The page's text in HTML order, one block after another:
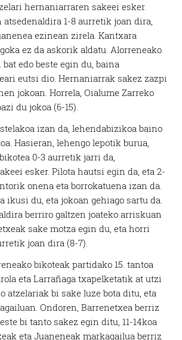
hernaniarraren sakeei esker.
atsedenaldira 1-8 aurretik joan dira,
ezinean zirela. Kantxara
ez da askorik aldatu. Alorreneako
edo beste egin du, baina
eutsi dio. Hernaniarrak sakez zazpi
jokoan. Horrela, Oialume Zarreko
du jokoa (6-15).
izan da, lehendabizikoa baino
Hasieran, lehengo lepotik burua,
0-3 aurretik jarri da,
esker. Pilota hautsi egin da, eta 2-
onena eta borrokatuena izan da.
ikusi du, eta jokoan gehiago sartu da.
berriro galtzen joateko arriskuan
sake motza egin du, eta horri
joan dira (8-7).
bikoteak partidako 15. tantoa
eta Larrañaga txapelketatik at utzi
atzelariak bi sake luze bota ditu, eta
Ondoren, Barrenetxea berriz
bi tanto sakez egin ditu, 11-14koa
eta Juaneneak markagailua berriz